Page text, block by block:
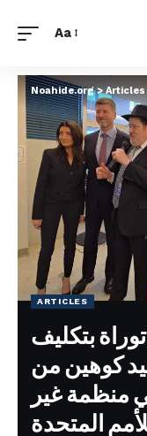
Aa
Noahide.org>Articles
ARTICLES
بتكليف
كوهين من
منظمة غير